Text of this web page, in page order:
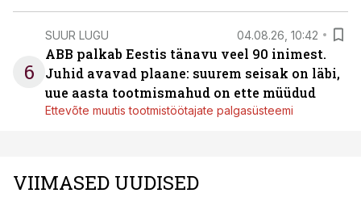
6
SUUR LUGU 04.08.26, 10:42
ABB palkab Eestis tänavu veel 90 inimest.
Juhid avavad plaane: suurem seisak on läbi,
uue aasta tootmismahud on ette müüdud
Ettevõte muutis tootmistöötajate palgasüsteemi
VIIMASED UUDISED